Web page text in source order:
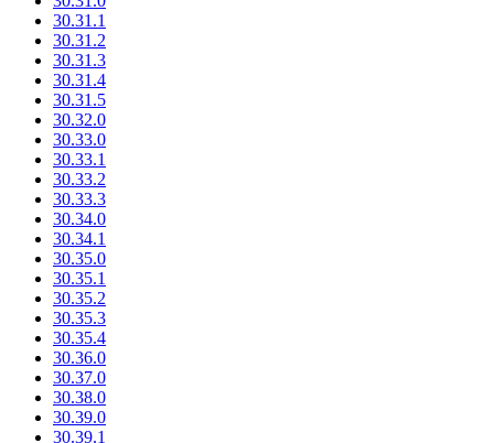
30.31.1
30.31.2
30.31.3
30.31.4
30.31.5
30.32.0
30.33.0
30.33.1
30.33.2
30.33.3
30.34.0
30.34.1
30.35.0
30.35.1
30.35.2
30.35.3
30.35.4
30.36.0
30.37.0
30.38.0
30.39.0
30.39.1